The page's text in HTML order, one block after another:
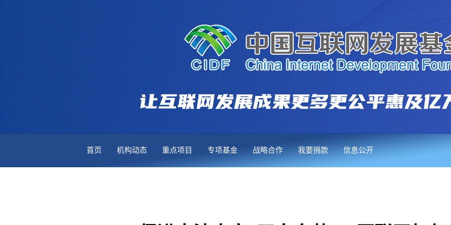
首页 机构动态 重点项目 专项基金 战略合作 我要捐款 信息公开